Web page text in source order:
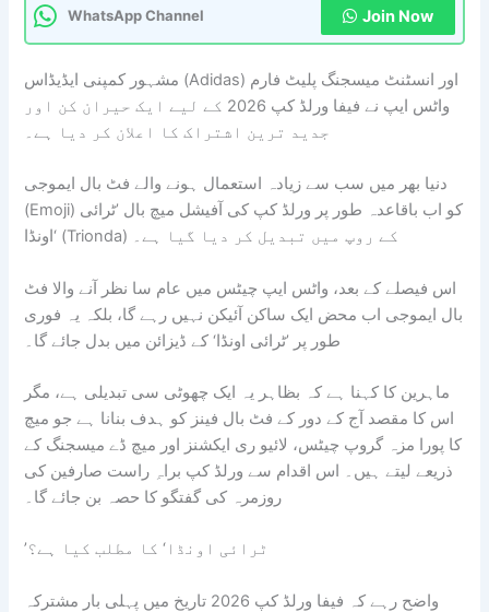
WhatsApp Channel Join Now
مشہور کمپنی ایڈیڈاس (Adidas) اور انسٹنٹ میسجنگ پلیٹ فارم
واٹس ایپ نے فیفا ورلڈ کپ 2026 کے لیے ایک حیران کن اور
جدید ترین اشتراک کا اعلان کر دیا ہے۔
دنیا بھر میں سب سے زیادہ استعمال ہونے والے فٹ بال ایموجی
(Emoji) کو اب باقاعدہ طور پر ورلڈ کپ کی آفیشل میچ بال ’ٹرائی
اونڈا‘ (Trionda) کے روپ میں تبدیل کر دیا گیا ہے۔
اس فیصلے کے بعد، واٹس ایپ چیٹس میں عام سا نظر آنے والا فٹ
بال ایموجی اب محض ایک ساکن آئیکن نہیں رہے گا، بلکہ یہ فوری
طور پر ’ٹرائی اونڈا‘ کے ڈیزائن میں بدل جائے گا۔
ماہرین کا کہنا ہے کہ بظاہر یہ ایک چھوٹی سی تبدیلی ہے، مگر
اس کا مقصد آج کے دور کے فٹ بال فینز کو ہدف بنانا ہے جو میچ
کا پورا مزہ گروپ چیٹس، لائیو ری ایکشنز اور میچ ڈے میسجنگ کے
ذریعے لیتے ہیں۔ اس اقدام سے ورلڈ کپ براہِ راست صارفین کی
روزمرہ کی گفتگو کا حصہ بن جائے گا۔
’ٹرائی اونڈا‘ کا مطلب کیا ہے؟
واضح رہے کہ فیفا ورلڈ کپ 2026 تاریخ میں پہلی بار مشترکہ